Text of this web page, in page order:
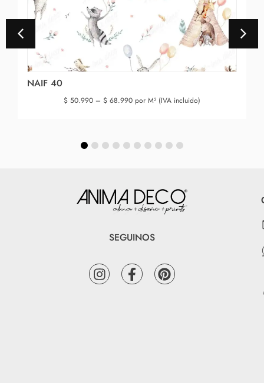
NAIF 40
$ 50.990 – $ 68.990 por M² (IVA incluido)
SEGUINOS